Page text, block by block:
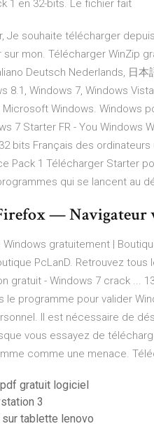
1 en 32-bits. Le fichier fait
Je souhaite télécharger
sur mon. Télécharger WinZip
Deutsch Nederlands, 日
8.1, Windows 7, Windows
Windows. Windows
7 Starter FR - You Windows
bits Français des
Pack 1 Télécharger Starter
qui se lancent au
—
gratuitement |
PcLanD. Retrouvez
gratuit - Windows 7 crack ...
le programme pour valider
Il est nécessaire de
vous essayez de
comme une menace.
gratuit logiciel
3
tablette lenovo